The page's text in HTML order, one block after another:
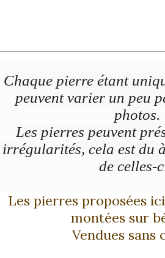
Chaque pierre étant
peuvent varier un peu
photos.
Les pierres peuvent
irrégularités, cela est du
de celles-
Les pierres proposées
montées sur
Vendues sans